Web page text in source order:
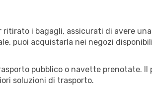
i bagagli, assicurati di avere
puoi acquistarla nei negozi
pubblico o navette prenotate. Il
soluzioni di trasporto.